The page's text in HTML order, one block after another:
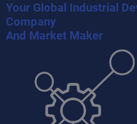
Your Global Industrial
Company
And Market Maker